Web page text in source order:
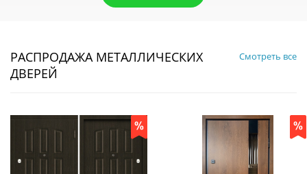
РАСПРОДАЖА МЕТАЛЛИЧЕСКИХ
ДВЕРЕЙ
Смотреть все